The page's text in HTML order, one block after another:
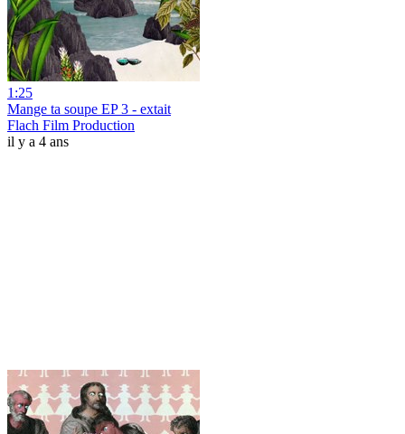
1:25
Mange ta soupe EP 3 - extait
Flach Film Production
il y a 4 ans